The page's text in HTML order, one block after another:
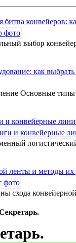
конвейеров:
выбор
как
Основные типы
и конвейерные
ленты и методы их
схода